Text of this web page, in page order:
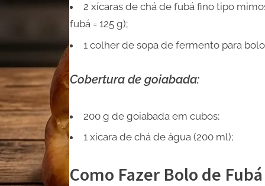
2 xícaras de chá de fubá fino tipo
fubá = 125 g);
1 colher de sopa de fermento para
Cobertura de goiabada:
200 g de goiabada em cubos;
1 xícara de chá de água (200 ml);
Como Fazer Bolo de